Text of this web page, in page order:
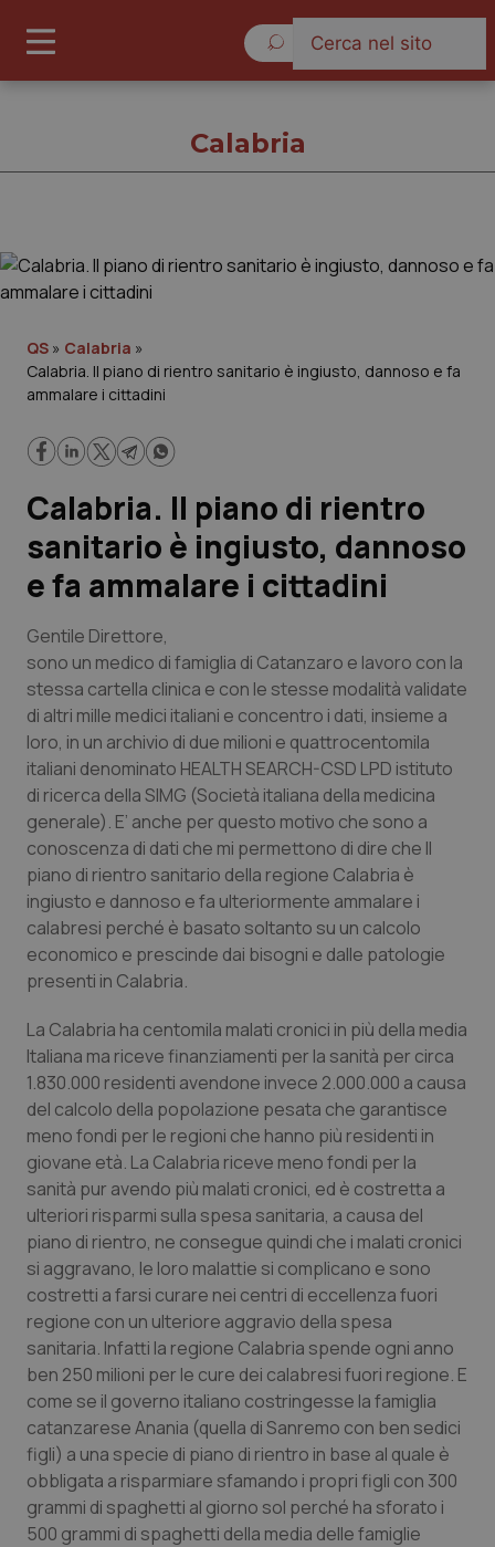
Governo e Parlamento
Regioni e Asl
Lavoro e Professioni
Scienza e Farmaci
Studi e Analisi
Lettere al direttore
Edizioni Regionali
QS Pro
Professionisti Sanitari.AI
Abruzzo
Basilicata
Campania
Emilia-Romagna
Friuli Venezia Giulia
Lazio
Liguria
Lombardia
Marche
Molise
Piemonte
QS Pro Gold
Artrite & artrosi
Car-T
Colesterolo & coronaropatie
Dermatite Atopica
Diabete & glucometri
Disturbi dell’umore
Dolore
Donna & Salute
Epatiti
HIV
QS Club Newsletter
Calabria
QS » Calabria »
Calabria. Il piano di rientro sanitario è ingiusto, dannoso e fa
ammalare i cittadini
Calabria. Il piano di rientro
sanitario è ingiusto, dannoso
e fa ammalare i cittadini
Gentile Direttore,
sono un medico di famiglia di Catanzaro e lavoro con la
stessa cartella clinica e con le stesse modalità validate
di altri mille medici italiani e concentro i dati, insieme a
loro, in un archivio di due milioni e quattrocentomila
italiani denominato HEALTH SEARCH-CSD LPD istituto
di ricerca della SIMG (Società italiana della medicina
generale). E’ anche per questo motivo che sono a
conoscenza di dati che mi permettono di dire che Il
piano di rientro sanitario della regione Calabria è
ingiusto e dannoso e fa ulteriormente ammalare i
calabresi perché è basato soltanto su un calcolo
economico e prescinde dai bisogni e dalle patologie
presenti in Calabria.
La Calabria ha centomila malati cronici in più della media
Italiana ma riceve finanziamenti per la sanità per circa
1.830.000 residenti avendone invece 2.000.000 a causa
del calcolo della popolazione pesata che garantisce
meno fondi per le regioni che hanno più residenti in
giovane età. La Calabria riceve meno fondi per la
sanità pur avendo più malati cronici, ed è costretta a
ulteriori risparmi sulla spesa sanitaria, a causa del
piano di rientro, ne consegue quindi che i malati cronici
si aggravano, le loro malattie si complicano e sono
costretti a farsi curare nei centri di eccellenza fuori
regione con un ulteriore aggravio della spesa
sanitaria. Infatti la regione Calabria spende ogni anno
ben 250 milioni per le cure dei calabresi fuori regione. E
come se il governo italiano costringesse la famiglia
catanzarese Anania (quella di Sanremo con ben sedici
figli) a una specie di piano di rientro in base al quale è
obbligata a risparmiare sfamando i propri figli con 300
grammi di spaghetti al giorno sol perché ha sforato i
500 grammi di spaghetti della media delle famiglie